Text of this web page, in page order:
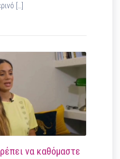
[…]
να καθόμαστε